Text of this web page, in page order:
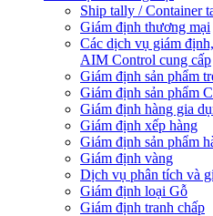
Ship tally / Container
Giám định thương mại
Các dịch vụ giám
AIM Control cung cấp
Giám định sản phẩm
Giám định sản phẩm
Giám định hàng gia
Giám định xếp hàng
Giám định sản phẩm
Giám định vàng
Dịch vụ phân tích và
Giám định loại Gỗ
Giám định tranh chấp